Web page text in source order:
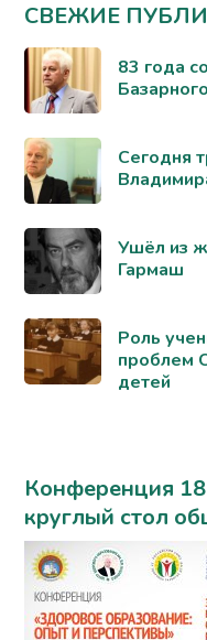
СВЕЖИЕ
83 года
Базарного
Сегодня
Ушёл из
Гармаш
Роль
проблем
детей
Конференция
круглый стол